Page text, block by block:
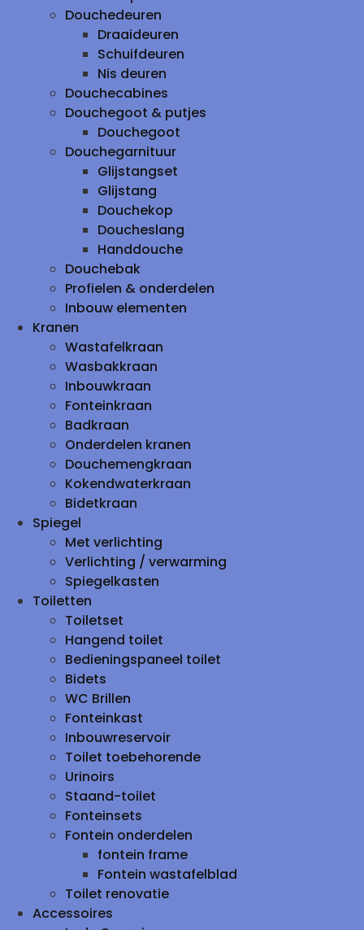
Douchedeuren
Draaideuren
Schuifdeuren
Nis deuren
Douchecabines
Douchegoot & putjes
Douchegoot
Douchegarnituur
Glijstangset
Glijstang
Douchekop
Doucheslang
Handdouche
Douchebak
Profielen & onderdelen
Inbouw elementen
Kranen
Wastafelkraan
Wasbakkraan
Inbouwkraan
Fonteinkraan
Badkraan
Onderdelen kranen
Douchemengkraan
Kokendwaterkraan
Bidetkraan
Spiegel
Met verlichting
Verlichting / verwarming
Spiegelkasten
Toiletten
Toiletset
Hangend toilet
Bedieningspaneel toilet
Bidets
WC Brillen
Fonteinkast
Inbouwreservoir
Toilet toebehorende
Urinoirs
Staand-toilet
Fonteinsets
Fontein onderdelen
fontein frame
Fontein wastafelblad
Toilet renovatie
Accessoires